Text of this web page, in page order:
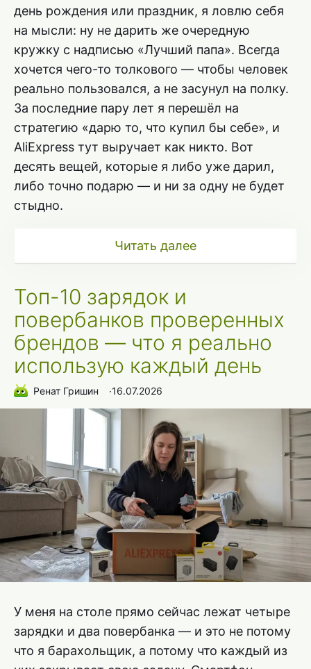
день рождения или праздник, я ловлю себя
на мысли: ну не дарить же очередную
кружку с надписью «Лучший папа». Всегда
хочется чего-то толкового — чтобы человек
реально пользовался, а не засунул на полку.
За последние пару лет я перешёл на
стратегию «дарю то, что купил бы себе», и
AliExpress тут выручает как никто. Вот
десять вещей, которые я либо уже дарил,
либо точно подарю — и ни за одну не будет
стыдно.
Читать далее
Топ-10 зарядок и
повербанков проверенных
брендов — что я реально
использую каждый день
Ренат Гришин ∙16.07.2026
У меня на столе прямо сейчас лежат четыре
зарядки и два повербанка — и это не потому
что я барахольщик, а потому что каждый из